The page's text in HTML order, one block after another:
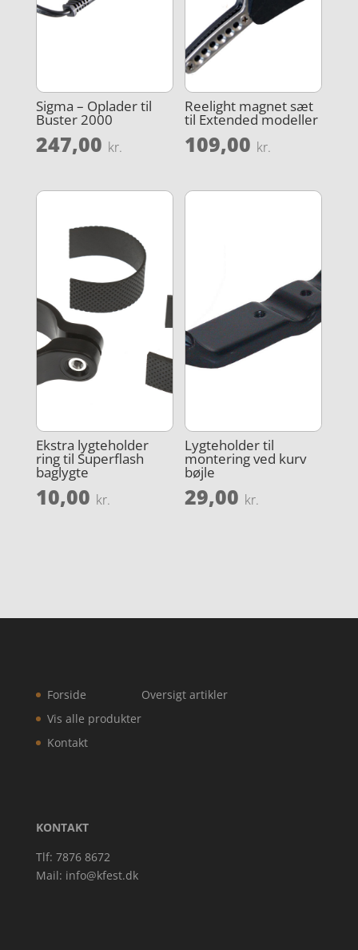
Sigma – Oplader til
Buster 2000
247,00 kr.
Reelight magnet sæt
til Extended modeller
109,00 kr.
Ekstra lygteholder
ring til Superflash
baglygte
10,00 kr.
Lygteholder til
montering ved kurv
bøjle
29,00 kr.
Forside
Vis alle produkter
Kontakt
Oversigt artikler
KONTAKT
Tlf: 7876 8672
Mail: info@kfest.dk